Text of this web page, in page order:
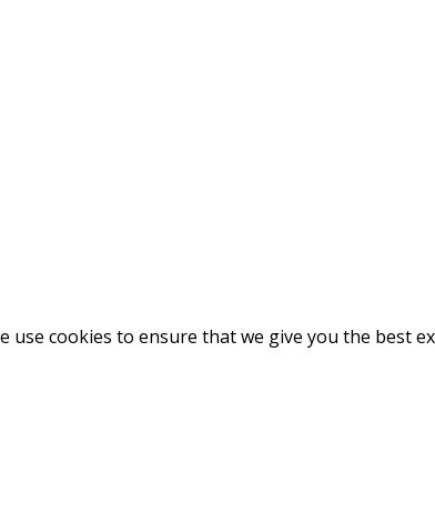
use cookies to ensure that we give you the best